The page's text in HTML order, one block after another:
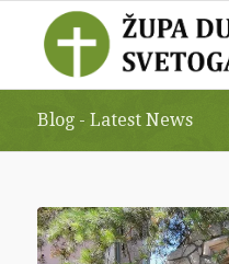
Blog - Latest News